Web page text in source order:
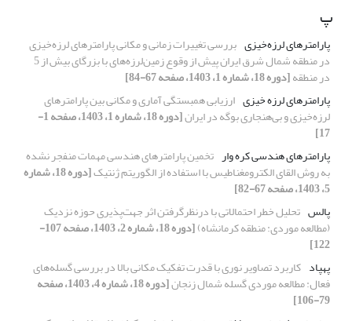
پ
پارامترهای لرزه‌خیزی بررسی تغییرات زمانی و مکانی پارامترهای لرزه‌خیزی
در منطقه شمال شرق ایران پیش از وقوع زمین‌لرزه‌های با بزرگای بیش از 5
در منطقه[دوره 18، شماره 1، 1403، صفحه 67-84]
پارامترهای لرزه خیزی ارزیابی همبستگی آماری و مکانی بین پارامترهای
لرزه‌خیزی و بی‌هنجاری بوگه در ایران [دوره 18، شماره 1، 1403، صفحه 1-
17]
پارامترهای هندسی کره وار تخمین پارامترهای هندسی مهمات منفجر نشده
به روش القای الکترومغناطیس با استفاده از الگوریتم ژنتیک [دوره 18، شماره
5، 1403، صفحه 67-82]
پالس تحلیل خطر احتمالاتی با درنظرگرفتن اثر جهت‌پذیری حوزه نزدیک
(مطالعه موردی: منطقه کرمانشاه) [دوره 18، شماره 2، 1403، صفحه 107-
122]
پهپاد کاربرد تصاویر نوری با قدرت تفکیک مکانی بالا در بررسی گسله‌های
فعال: مطالعه موردی گسله شمال زنجان [دوره 18، شماره 4، 1403، صفحه
79-106]